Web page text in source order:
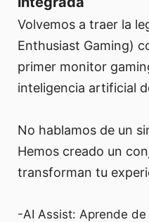
Volvemos a traer la
Enthusiast Gaming)
primer monitor
inteligencia artificial
No hablamos de un
Hemos creado un
transforman tu
-AI Assist: Aprende